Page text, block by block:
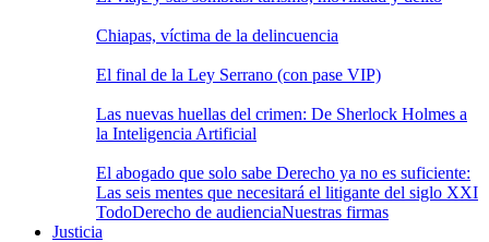
Chiapas, víctima de la delincuencia
El final de la Ley Serrano (con pase VIP)
Las nuevas huellas del crimen: De Sherlock Holmes a
la Inteligencia Artificial
El abogado que solo sabe Derecho ya no es suficiente:
Las seis mentes que necesitará el litigante del siglo XXI
TodoDerecho de audienciaNuestras firmas
Justicia